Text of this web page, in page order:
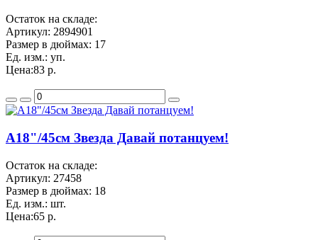
Остаток на складе:
Артикул: 2894901
Размер в дюймах: 17
Ед. изм.: уп.
Цена:83 р.
A18"/45см Звезда Давай потанцуем!
Остаток на складе:
Артикул: 27458
Размер в дюймах: 18
Ед. изм.: шт.
Цена:65 р.